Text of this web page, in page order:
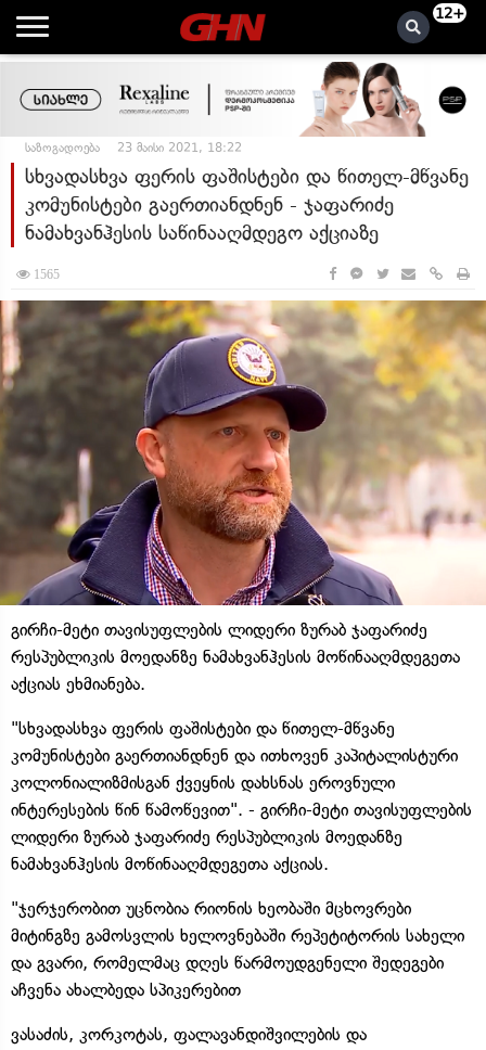
12+
საზოგადოება 23 მაისი 2021, 18:22
სხვადასხვა ფერის ფაშისტები და წითელ-მწვანე
კომუნისტები გაერთიანდნენ - ჯაფარიძე
ნამახვანჰესის საწინააღმდეგო აქციაზე
1565
გირჩი-მეტი თავისუფლების ლიდერი ზურაბ ჯაფარიძე
რესპუბლიკის მოედანზე ნამახვანჰესის მოწინააღმდეგეთა
აქციას ეხმიანება.
"სხვადასხვა ფერის ფაშისტები და წითელ-მწვანე
კომუნისტები გაერთიანდნენ და ითხოვენ კაპიტალისტური
კოლონიალიზმისგან ქვეყნის დახსნას ეროვნული
ინტერესების წინ წამოწევით". - გირჩი-მეტი თავისუფლების
ლიდერი ზურაბ ჯაფარიძე რესპუბლიკის მოედანზე
ნამახვანჰესის მოწინააღმდეგეთა აქციას.
"ჯერჯერობით უცნობია რიონის ხეობაში მცხოვრები
მიტინგზე გამოსვლის ხელოვნებაში რეპეტიტორის სახელი
და გვარი, რომელმაც დღეს წარმოუდგენელი შედეგები
აჩვენა ახალბედა სპიკერებით
ვასაძის, კორკოტას, ფალავანდიშვილების და